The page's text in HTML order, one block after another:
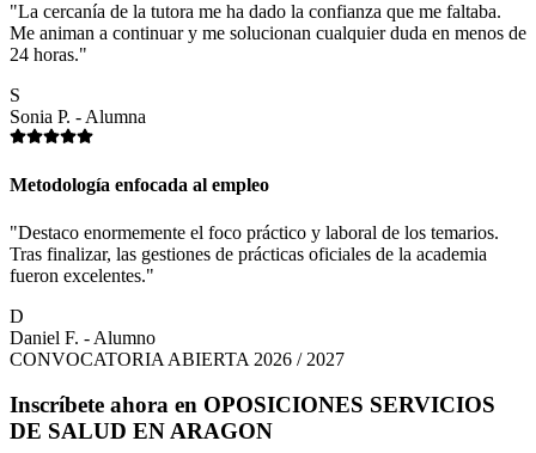
"La cercanía de la tutora me ha dado la confianza que me faltaba.
Me animan a continuar y me solucionan cualquier duda en menos de
24 horas."
S
Sonia P. - Alumna
Metodología enfocada al empleo
"Destaco enormemente el foco práctico y laboral de los temarios.
Tras finalizar, las gestiones de prácticas oficiales de la academia
fueron excelentes."
D
Daniel F. - Alumno
CONVOCATORIA ABIERTA 2026 / 2027
Inscríbete ahora en OPOSICIONES SERVICIOS
DE SALUD EN ARAGON